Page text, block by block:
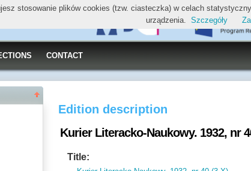
CONTACT
Edition description
Kurier Literacko-Naukowy. 1932, nr
Title:
stosowanie plików cookies (tzw. ciasteczka) w celach
urządzenia. Szczegóły